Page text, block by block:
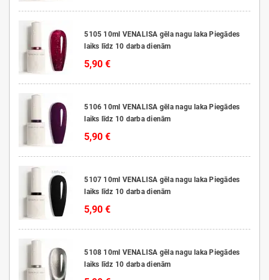
5105 10ml VENALISA gēla nagu laka Piegādes
laiks līdz 10 darba dienām
5,90 €
5106 10ml VENALISA gēla nagu laka Piegādes
laiks līdz 10 darba dienām
5,90 €
5107 10ml VENALISA gēla nagu laka Piegādes
laiks līdz 10 darba dienām
5,90 €
5108 10ml VENALISA gēla nagu laka Piegādes
laiks līdz 10 darba dienām